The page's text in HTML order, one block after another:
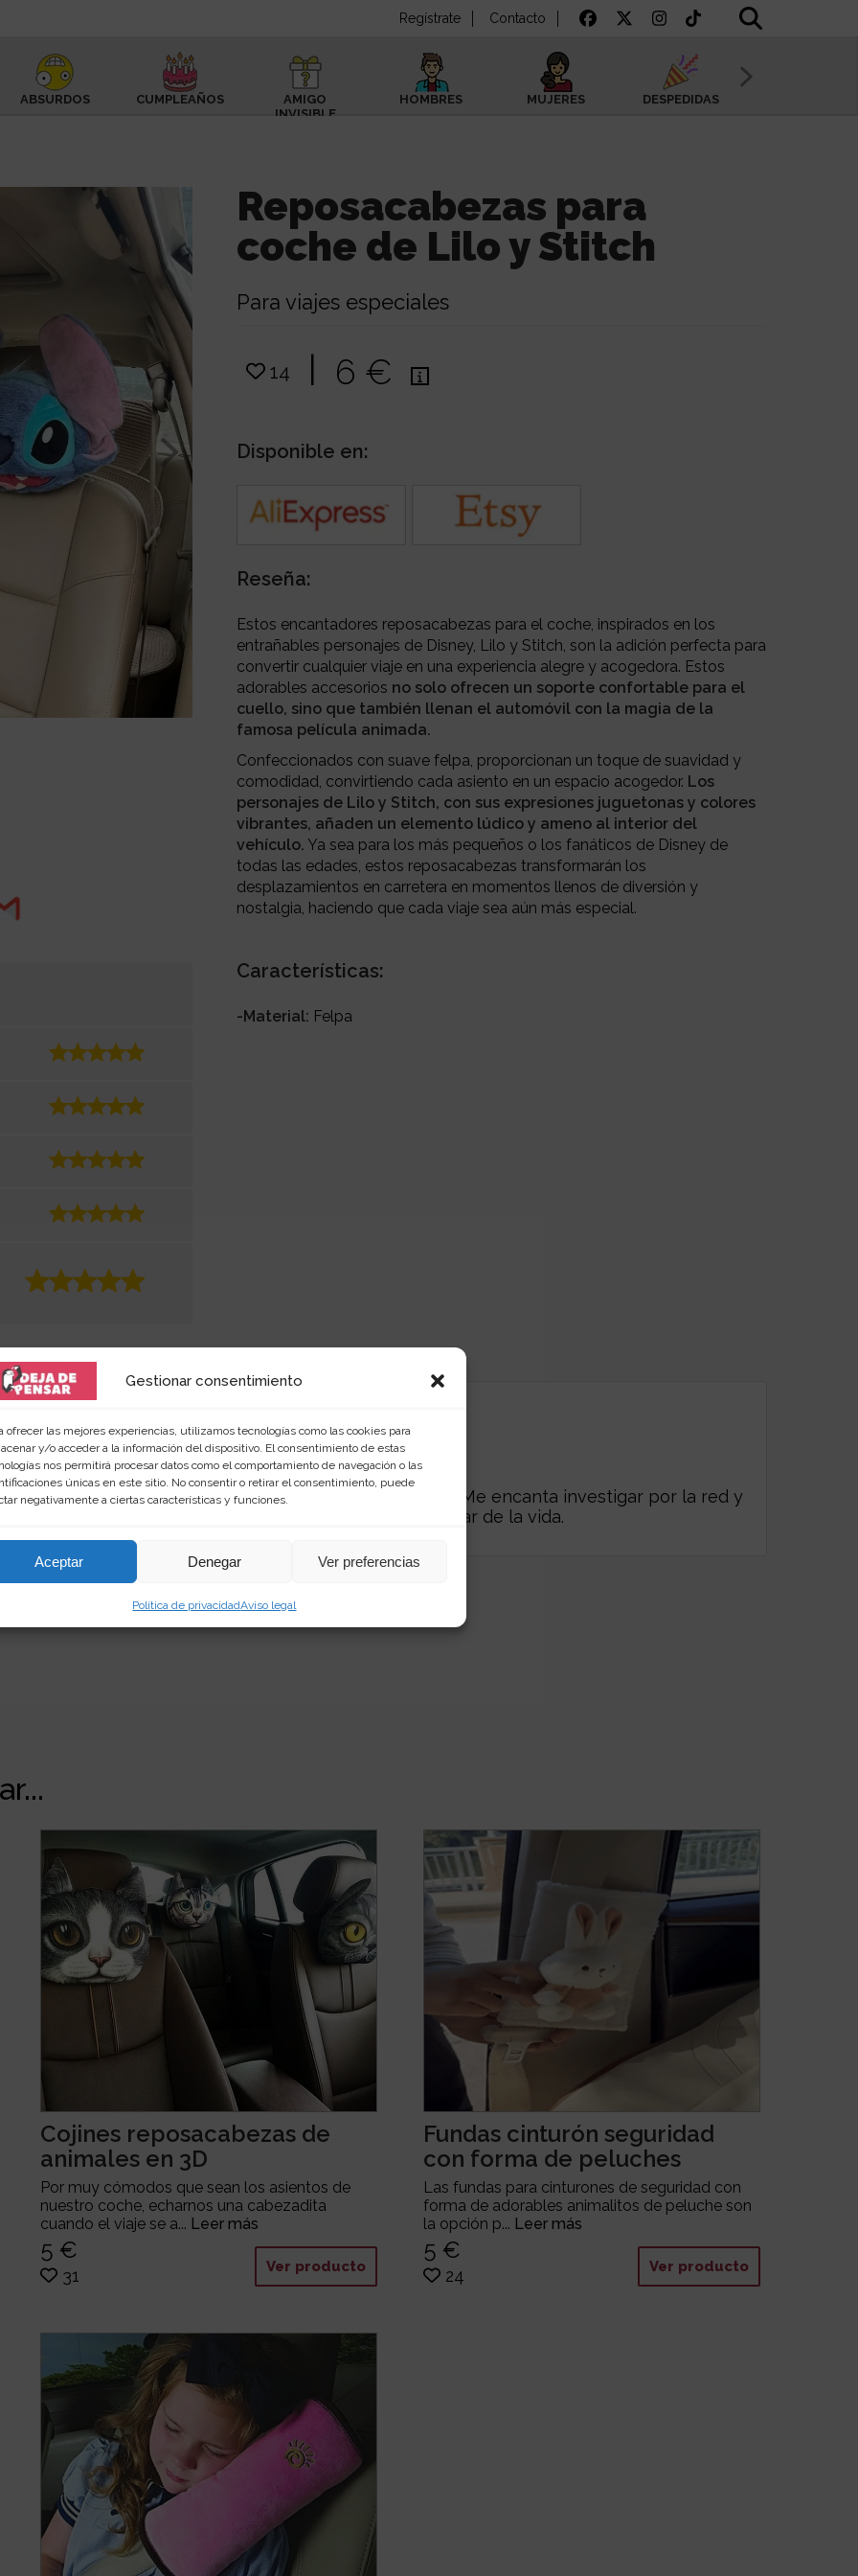
Gestionar consentimiento
ofrecer las mejores experiencias, utilizamos tecnologías como las cookies para
y/o acceder a la información del dispositivo. El consentimiento de estas
nos permitirá procesar datos como el comportamiento de navegación o las
únicas en este sitio. No consentir o retirar el consentimiento, puede
negativamente a ciertas características y funciones.
Aceptar Denegar Ver preferencias
Política de privacidadAviso legal
Regístrate Contacto
ABSURDOS CUMPLEAÑOS
AMIGO
INVISIBLE
HOMBRES MUJERES DESPEDIDAS
Reposacabezas para
coche de Lilo y Stitch
Para viajes especiales
14 | 6 €
Disponible en:
Reseña:
Estos encantadores reposacabezas para el coche, inspirados en los
entrañables personajes de Disney, Lilo y Stitch, son la adición perfecta para
convertir cualquier viaje en una experiencia alegre y acogedora. Estos
adorables accesorios no solo ofrecen un soporte confortable para el
cuello, sino que también llenan el automóvil con la magia de la
famosa película animada.
Confeccionados con suave felpa, proporcionan un toque de suavidad y
comodidad, convirtiendo cada asiento en un espacio acogedor. Los
personajes de Lilo y Stitch, con sus expresiones juguetonas y colores
vibrantes, añaden un elemento lúdico y ameno al interior del
vehículo. Ya sea para los más pequeños o los fanáticos de Disney de
todas las edades, estos reposacabezas transformarán los
desplazamientos en carretera en momentos llenos de diversión y
nostalgia, haciendo que cada viaje sea aún más especial.
Características:
-Material: Felpa
amante de las palabras y de los productos singulares. Me encanta investigar por la red y
en
. Me gusta el mar y disfrutar de la vida.
Cojines reposacabezas de
animales en 3D
Por muy cómodos que sean los asientos de
nuestro coche, echarnos una cabezadita
cuando el viaje se a... Leer más
5 €
31 Ver producto
Fundas cinturón seguridad
con forma de peluches
Las fundas para cinturones de seguridad con
forma de adorables animalitos de peluche son
la opción p... Leer más
5 €
24 Ver producto